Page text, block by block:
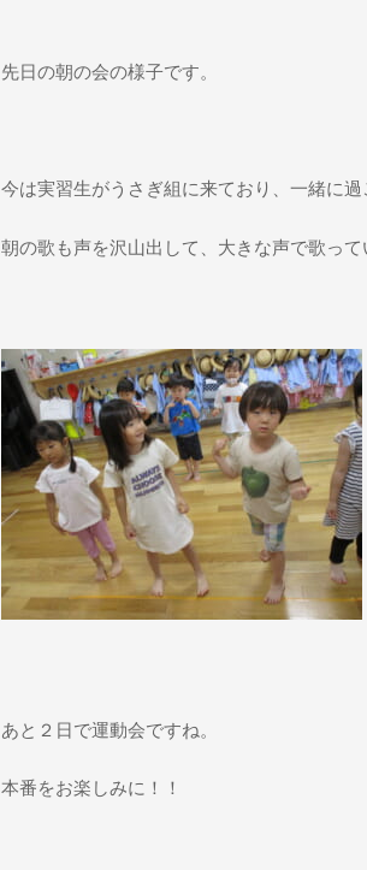
先日の朝の会の様子です。
今は実習生がうさぎ組に来ており、一緒に
朝の歌も声を沢山出して、大きな声で歌って
あと２日で運動会ですね。
本番をお楽しみに！！